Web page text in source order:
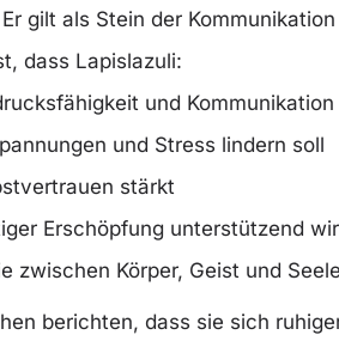
gilt als Stein der
dass Lapislazuli:
und
und Stress lindern soll
stärkt
Erschöpfung unterstützend
zwischen Körper, Geist und
berichten, dass sie sich